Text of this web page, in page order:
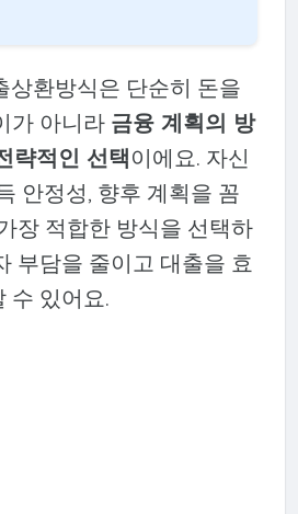
상환방식은 단순히 돈을
가 아니라 금융 계획의 방
략적인 선택이에요. 자신
안정성, 향후 계획을 꼼
장 적합한 방식을 선택하
부담을 줄이고 대출을 효
수 있어요.